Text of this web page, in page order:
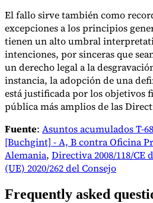
El fallo sirve también como
excepciones a los principios
tienen un alto umbral
intenciones, por sinceras que
un derecho legal a la
instancia, la adopción de una
está justificada por los objetivos
pública más amplios de las
Fuente: Asuntos acumulados T-
[Buchgint] - A, B contra Oficina
Alemania, Directiva 2008/118/CE
(UE) 2020/262 del Consejo
Frequently asked